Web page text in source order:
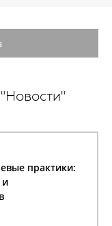
практики:
и